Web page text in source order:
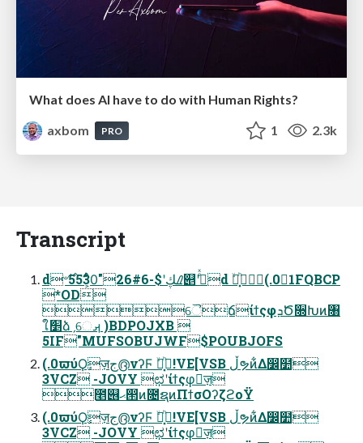
What does AI have to do with Human Rights?
axbom
PRO 1 2.3k
Transcript
d৺ࡈڮʹ$-6#26"5530͕͋ͬͨ࣌୅ʹدͤͯd ۙ౻͏͓ͪ(.01FQBCP
*OD
ୈճίϯςφܕԾ૝Խͷ৘
ใަ׵ձˏେࡕ )BDPOJXB 
5IF"MUFSOBUJWF$POUBJOFS
(.0ϖύϘٕज़ج൫νʔϜ ۙ౻͏͓ͪ!VE[VSB ڵຯͷ͋Δ෼໺
3VCZ -JOVY ಛʹίϯςφٕज़
೥୆ޙ൒ͷ೔ຊͷΠϯσΟʔζϩοΫ
(.0ϖύϘٕज़ج൫νʔϜ ۙ౻͏͓ͪ!VE[VSB ڵຯͷ͋Δ෼໺
3VCZ -JOVY ಛʹίϯςφٕज़